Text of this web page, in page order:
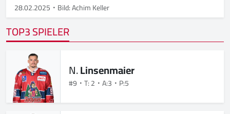
28.02.2025 Bild: Achim Keller
TOP3 SPIELER
N.Linsenmaier
#9 T: 2 A:3 P:5